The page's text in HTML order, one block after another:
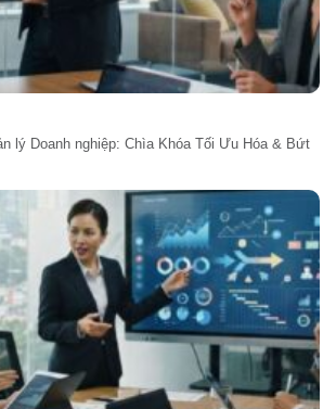
lý Doanh nghiệp: Chìa Khóa Tối Ưu Hóa & Bứt